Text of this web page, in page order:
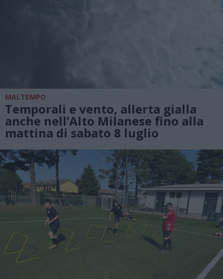
MALTEMPO
Temporali e vento, allerta gialla
anche nell’Alto Milanese fino alla
mattina di sabato 8 luglio